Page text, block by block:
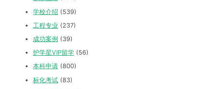
学校介绍 (539)
工程专业 (237)
成功案例 (39)
护学星VIP留学 (56)
本科申请 (800)
标化考试 (83)